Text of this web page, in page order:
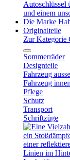
Die Marke
Originalteile
Zur Kategorie
Sommerräder
Designteile
Fahrzeug
Fahrzeug innen
Pflege
Schutz
Transport
Schriftzüge